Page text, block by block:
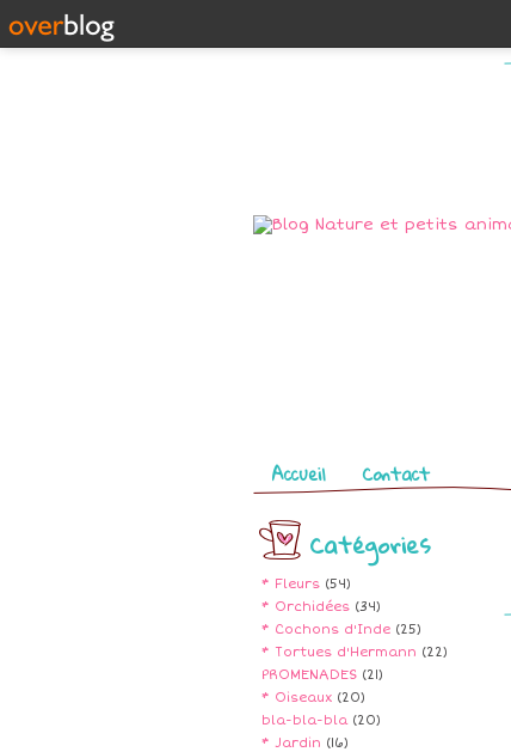
Pages
Accueil Contact
Catégories
* Fleurs (54)
* Orchidées (34)
* Cochons d'Inde (25)
* Tortues d'Hermann (22)
PROMENADES (21)
* Oiseaux (20)
bla-bla-bla (20)
* Jardin (16)